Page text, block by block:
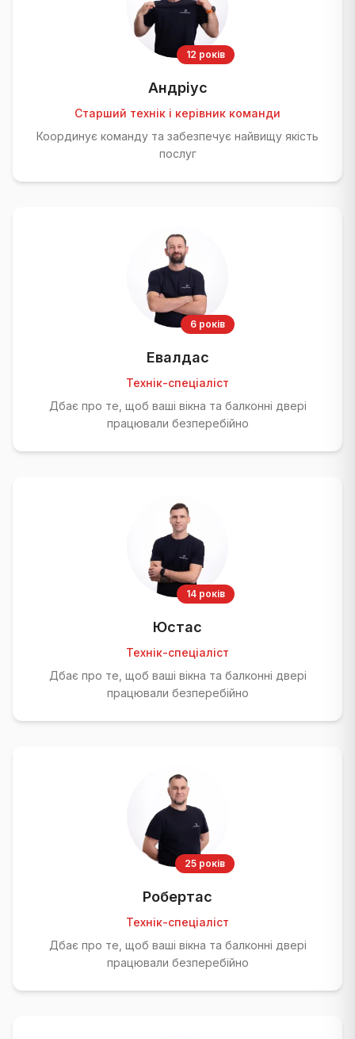
12 років
Андріус
Старший технік і керівник команди
Координує команду та забезпечує найвищу якість
послуг
6 років
Евалдас
Технік-спеціаліст
Дбає про те, щоб ваші вікна та балконні двері
працювали безперебійно
14 років
Юстас
Технік-спеціаліст
Дбає про те, щоб ваші вікна та балконні двері
працювали безперебійно
25 років
Робертас
Технік-спеціаліст
Дбає про те, щоб ваші вікна та балконні двері
працювали безперебійно